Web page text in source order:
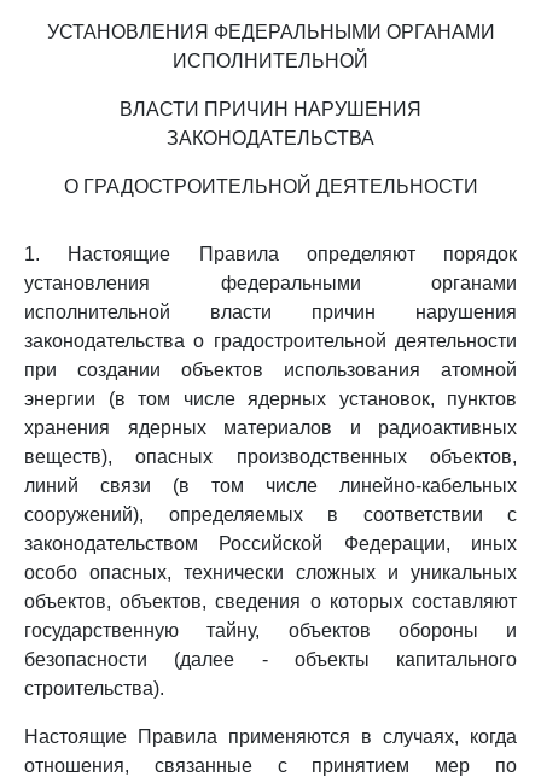
УСТАНОВЛЕНИЯ ФЕДЕРАЛЬНЫМИ ОРГАНАМИ
ИСПОЛНИТЕЛЬНОЙ
ВЛАСТИ ПРИЧИН НАРУШЕНИЯ
ЗАКОНОДАТЕЛЬСТВА
О ГРАДОСТРОИТЕЛЬНОЙ ДЕЯТЕЛЬНОСТИ
1. Настоящие Правила определяют порядок
установления федеральными органами
исполнительной власти причин нарушения
законодательства о градостроительной деятельности
при создании объектов использования атомной
энергии (в том числе ядерных установок, пунктов
хранения ядерных материалов и радиоактивных
веществ), опасных производственных объектов,
линий связи (в том числе линейно-кабельных
сооружений), определяемых в соответствии с
законодательством Российской Федерации, иных
особо опасных, технически сложных и уникальных
объектов, объектов, сведения о которых составляют
государственную тайну, объектов обороны и
безопасности (далее - объекты капитального
строительства).
Настоящие Правила применяются в случаях, когда
отношения, связанные с принятием мер по